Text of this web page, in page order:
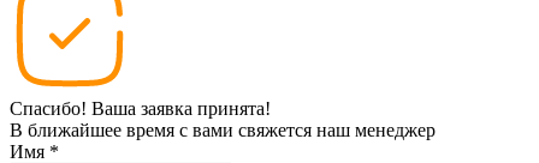
Спасибо! Ваша заявка принята!
В ближайшее время с вами свяжется наш менеджер
Имя *